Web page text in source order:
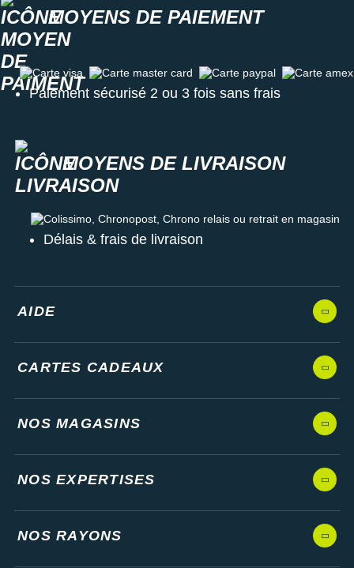
MOYENS DE PAIEMENT
Carte visa Carte master card Carte paypal Carte amex
Paiement sécurisé 2 ou 3 fois sans frais
MOYENS DE LIVRAISON
Colissimo, Chronopost, Chrono relais ou retrait en magasin
Délais & frais de livraison
AIDE
CARTES CADEAUX
NOS MAGASINS
NOS EXPERTISES
NOS RAYONS